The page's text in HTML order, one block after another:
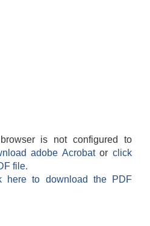
is not configured to
adobe Acrobatorclick
file.
here to download the PDF